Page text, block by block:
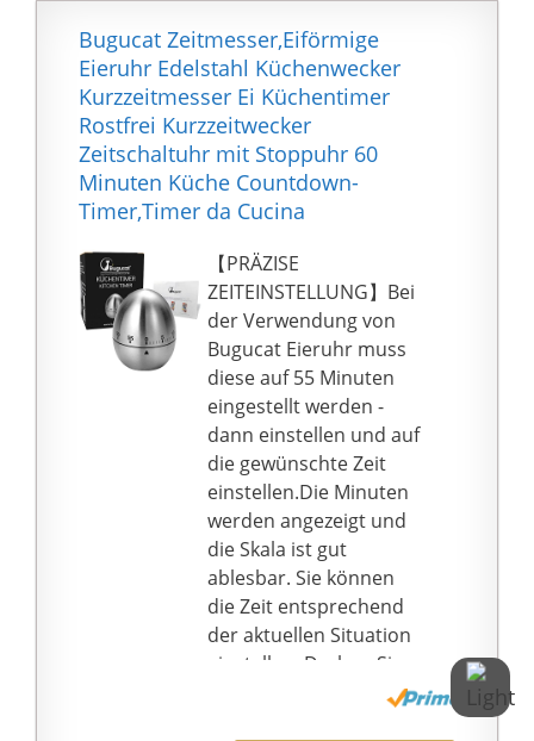
Lautstärkeerinnerunge
n wählen, um
verschiedene
Umgebungen
anzupassen. Laute
Lautstärke (85–100 dB)
ist geeignet als wichtige
Erinnerung, so dass Sie
den lauten Alarm nicht
verpassen, auch wenn
Sie sich in einem
anderen Raum
befinden. Mittlere
Lautstärke (65–80 dB)
kann zum Lesen
eingestellt werden,
schützt Ihr Gehör ohne
Störungen auf Ihrem
Geist. Stummschaltung
(0 db) passt für
Arbeitszimmer oder
Bibliothek, der Timer
wird blinken, um Sie
wenn die Zeit ankommt
Bugucat Zeitmesser,Eiförmige
Eieruhr Edelstahl Küchenwecker
Kurzzeitmesser Ei Küchentimer
Rostfrei Kurzzeitwecker
Zeitschaltuhr mit Stoppuhr 60
Minuten Küche Countdown-
Timer,Timer da Cucina
【PRÄZISE
ZEITEINSTELLUNG】Bei
der Verwendung von
Bugucat Eieruhr muss
diese auf 55 Minuten
eingestellt werden -
dann einstellen und auf
die gewünschte Zeit
einstellen.Die Minuten
werden angezeigt und
die Skala ist gut
ablesbar. Sie können
die Zeit entsprechend
der aktuellen Situation
einstellen. Drehen Sie
es nicht direkt gegen